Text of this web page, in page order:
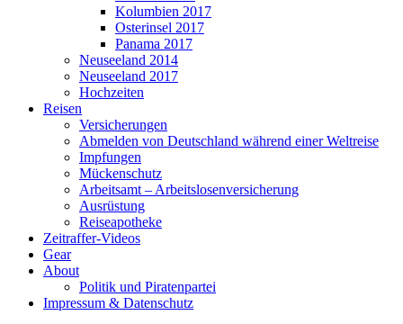
Kolumbien 2017
Osterinsel 2017
Panama 2017
Neuseeland 2014
Neuseeland 2017
Hochzeiten
Reisen
Versicherungen
Abmelden von Deutschland während einer Weltreise
Impfungen
Mückenschutz
Arbeitsamt – Arbeitslosenversicherung
Ausrüstung
Reiseapotheke
Zeitraffer-Videos
Gear
About
Politik und Piratenpartei
Impressum & Datenschutz